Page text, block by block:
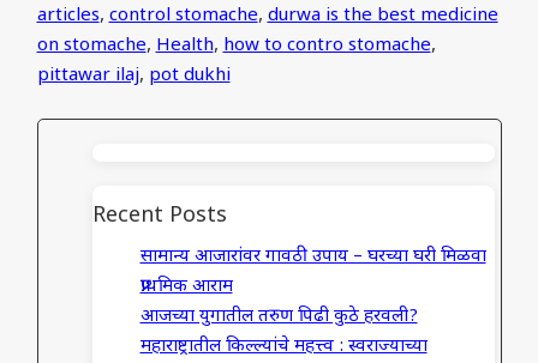
articles,control stomache,durwa is the best medicine
on stomache,Health,how to contro stomache,
pittawar ilaj, pot dukhi
Recent Posts
सामान्य आजारांवर गावठी उपाय – घरच्या घरी मिळवा
प्राथमिक आराम
आजच्या युगातील तरुण पिढी कुठे हरवली?
महाराष्ट्रातील किल्ल्यांचे महत्त्व : स्वराज्याच्या